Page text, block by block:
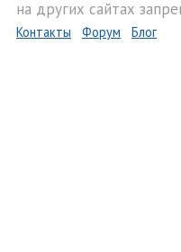
на других сайтах
Контакты Форум Блог